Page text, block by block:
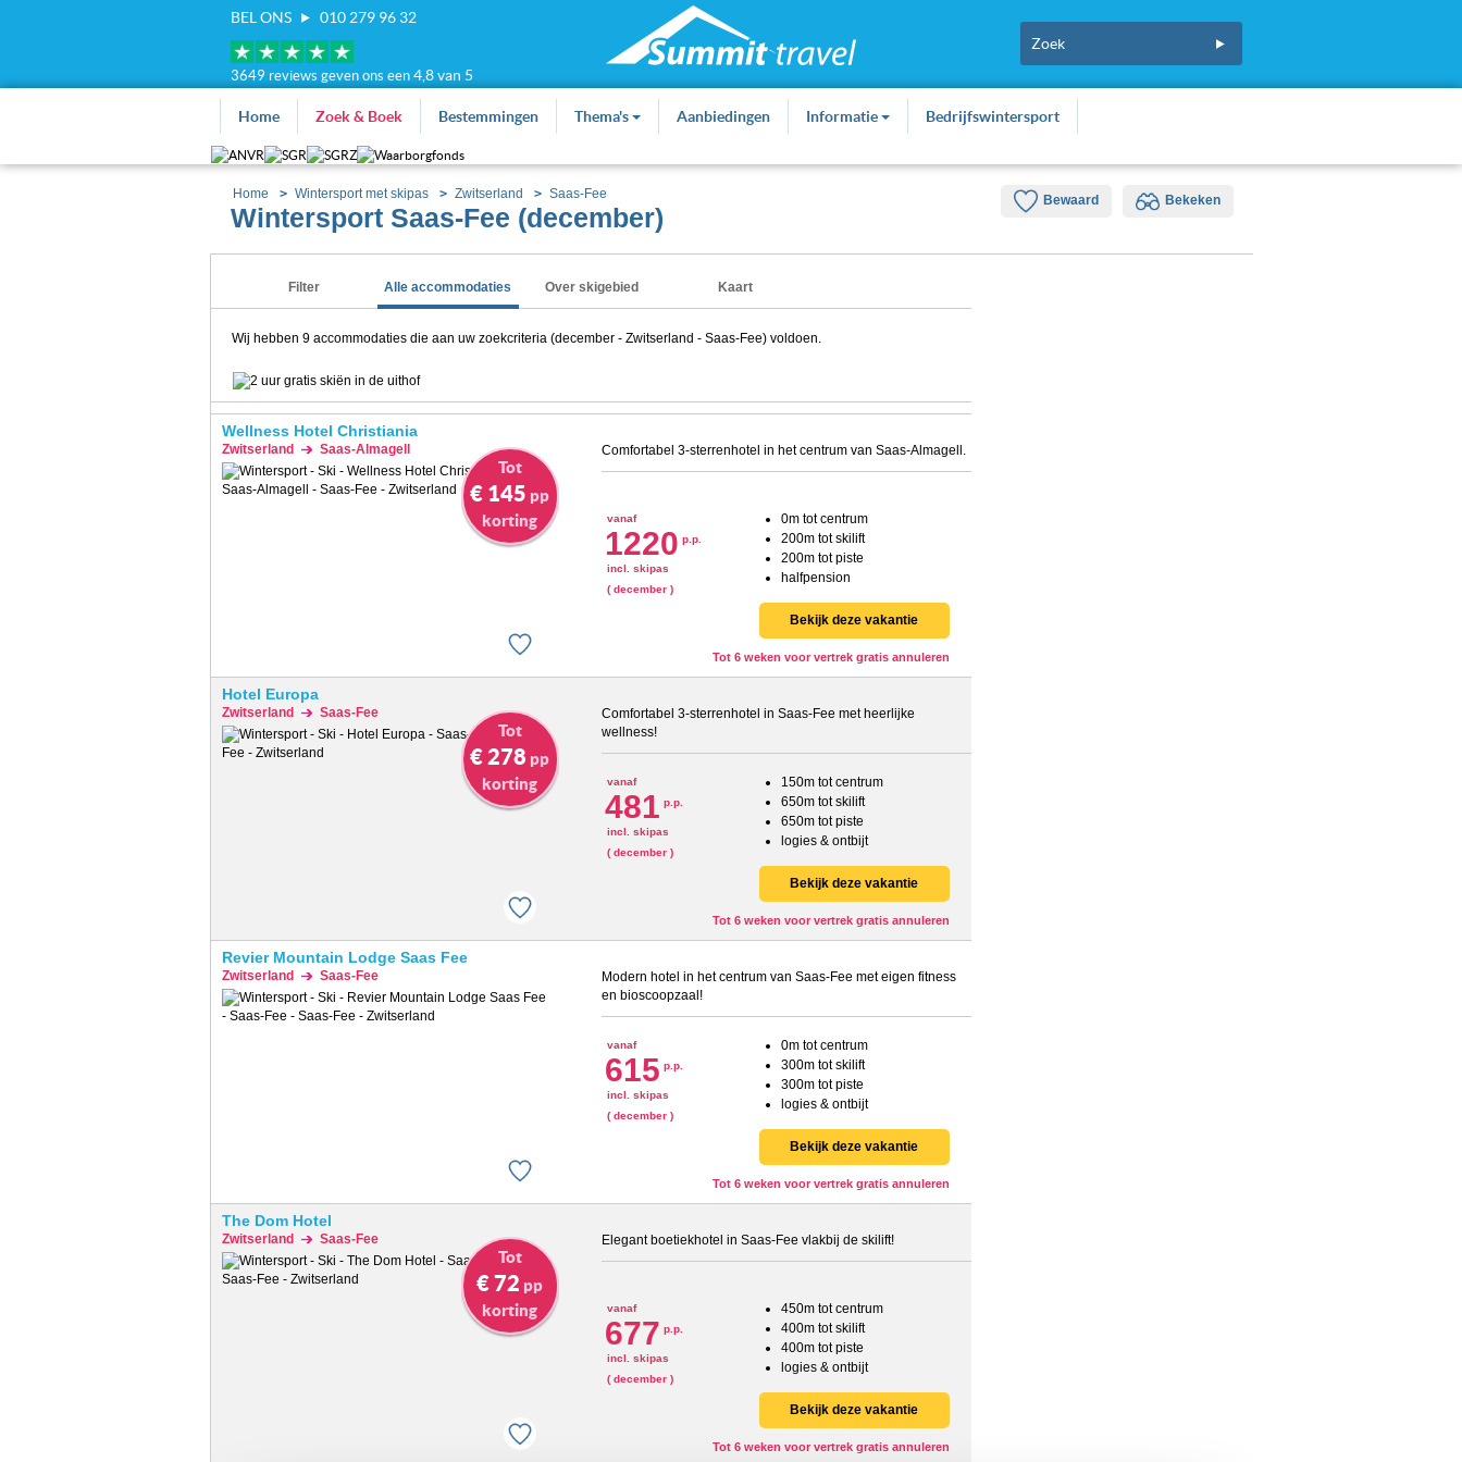
BEL ONS 010 279 96 32
3649 reviews geven ons een 4,8 van 5
Home Zoek & Boek Bestemmingen Thema's Aanbiedingen Informatie Bedrijfswintersport
Bewaard Bekeken
Home Wintersport met skipas Zwitserland Saas-Fee
Wintersport Saas-Fee (december)
Filter Alle accommodaties Over skigebied Kaart
Wij hebben 9accommodaties die aan uw zoekcriteria (december - Zwitserland - Saas-Fee) voldoen.
Wellness Hotel Christiania
Zwitserland Saas-Almagell
Tot
€ 145 pp
korting
Comfortabel 3-sterrenhotel in het centrum van Saas-Almagell.
vanaf
1220 p.p.
incl. skipas
( december )
0m tot centrum
200m tot skilift
200m tot piste
halfpension
Bekijk deze vakantie
Tot 6 weken voor vertrek gratis annuleren
Hotel Europa
Zwitserland Saas-Fee
Tot
€ 278 pp
korting
Comfortabel 3-sterrenhotel in Saas-Fee met heerlijke
wellness!
vanaf
481 p.p.
incl. skipas
( december )
150m tot centrum
650m tot skilift
650m tot piste
logies & ontbijt
Bekijk deze vakantie
Tot 6 weken voor vertrek gratis annuleren
Revier Mountain Lodge Saas Fee
Zwitserland Saas-Fee
Modern hotel in het centrum van Saas-Fee met eigen fitness
en bioscoopzaal!
vanaf
615 p.p.
incl. skipas
( december )
0m tot centrum
300m tot skilift
300m tot piste
logies & ontbijt
Bekijk deze vakantie
Tot 6 weken voor vertrek gratis annuleren
The Dom Hotel
Zwitserland Saas-Fee
Tot
€ 72 pp
korting
Elegant boetiekhotel in Saas-Fee vlakbij de skilift!
vanaf
677 p.p.
incl. skipas
( december )
450m tot centrum
400m tot skilift
400m tot piste
logies & ontbijt
Bekijk deze vakantie
Tot 6 weken voor vertrek gratis annuleren